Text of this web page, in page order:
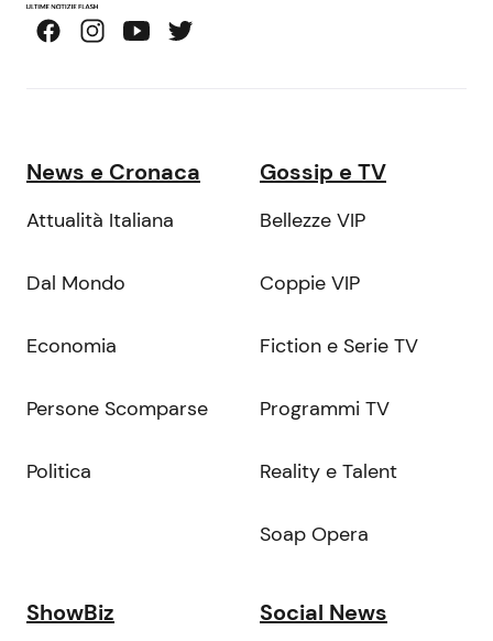
News e Cronaca
Attualità Italiana
Dal Mondo
Economia
Persone Scomparse
Politica
Gossip e TV
Bellezze VIP
Coppie VIP
Fiction e Serie TV
Programmi TV
Reality e Talent
Soap Opera
ShowBiz Social News